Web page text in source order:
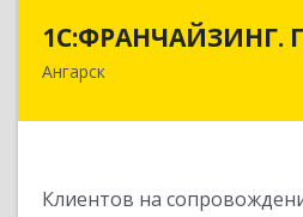
1С:ФРАНЧАЙЗИНГ.
Ангарск
Клиентов на